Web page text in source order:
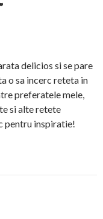
delicios si se pare
o sa incerc reteta in
preferatele mele,
si alte retete
pentru inspiratie!